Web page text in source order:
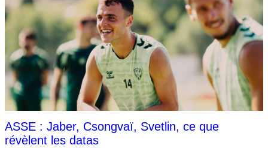
ASSE : Jaber, Csongvaï, Svetlin, ce que
révèlent les datas